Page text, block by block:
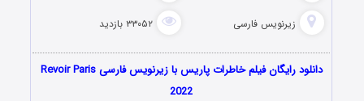
زیرنویس فارسی ۳۳۰۵۲ بازدید
دانلود رایگان فیلم خاطرات پاریس با زیرنویس فارسی Revoir Paris
2022